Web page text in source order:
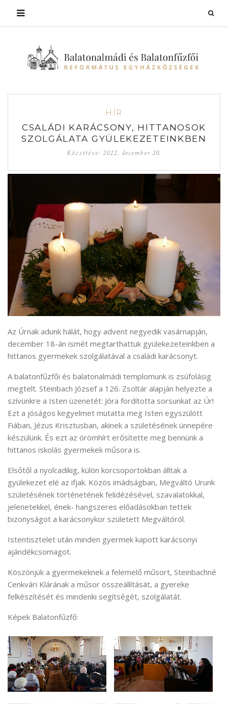
HÍR
CSALÁDI KARÁCSONY, HITTANOSOK
SZOLGÁLATA GYÜLEKEZETEINKBEN
Közzétéve:2022. december 20.
Az Úrnak adunk hálát, hogy advent negyedik vasárnapján,
december 18-án ismét megtarthattuk gyülekezeteinkben a
hittanos gyermekek szolgálatával a családi karácsonyt.
A balatonfűzfői és balatonalmádi templomunk is zsúfolásig
megtelt. Steinbach József a 126. Zsoltár alapján helyezte a
szívünkre a Isten üzenetét: Jóra fordította sorsunkat az Úr!
Ezt a jóságos kegyelmet mutatta meg Isten egyszülött
Fiában, Jézus Krisztusban, akinek a születésének ünnepére
készülünk. És ezt az örömhírt erősítette meg bennünk a
hittanos iskolás gyermekek műsora is.
Elsőtől a nyolcadikig, külön korcsoportokban álltak a
gyülekezet elé az ifjak. Közös imádságban, Megváltó Urunk
születésének történetének felidézésével, szavalatokkal,
jelenetekkel, ének- hangszeres előadásokban tettek
bizonyságot a karácsonykor született Megváltóról.
Istentisztelet után minden gyermek kapott karácsonyi
ajándékcsomagot.
Köszönjük a gyermekeknek a felemelő műsort, Steinbachné
Cenkvári Klárának a műsor összeállítását, a gyereke
felkészítését és mindenki segítségét, szolgálatát.
Képek Balatonfűzfő: